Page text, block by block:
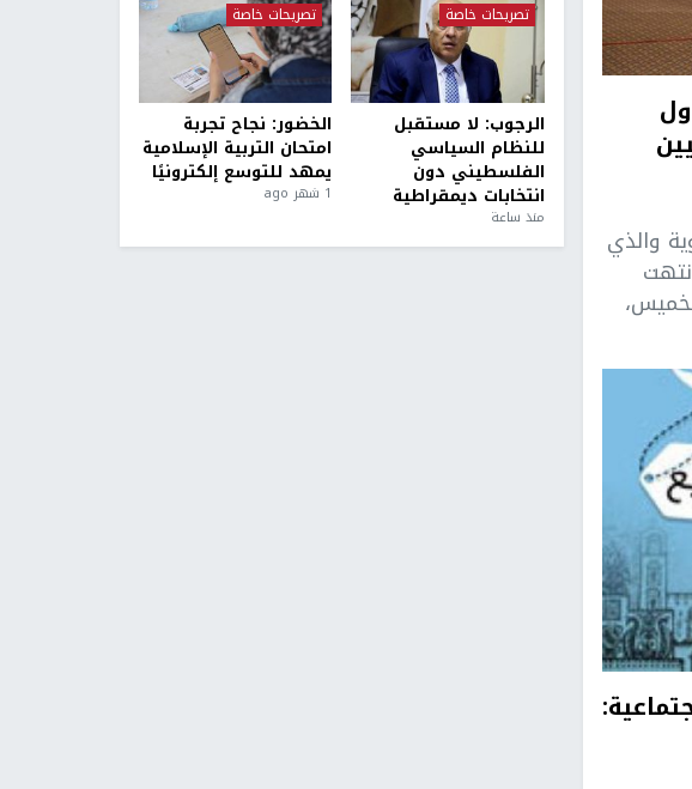
والذي
تصريحات خاصة
الرجوب: لا مستقبل
للنظام السياسي
الفلسطيني دون
انتخابات ديمقراطية
منذ ساعة
تصريحات خاصة
الخضور: نجاح تجربة
امتحان التربية الإسلامية
يمهد للتوسع إلكترونيًا
1 شهر ago